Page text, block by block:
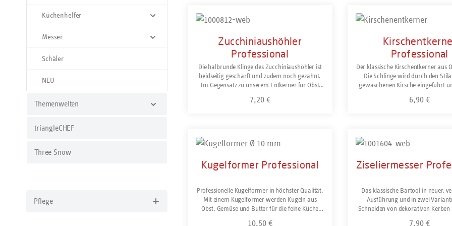
Küchenhelfer
Messer
Schäler
NEU
Themenwelten
triangleCHEF
Three Snow
Pflege
Produkt Anzahl: Gib den gewünschten Wert ein
Produkt Anzahl:
Zucchiniaushöhler
Professional
Die halbrunde Klinge des Zucchiniaushöhler ist
beidseitig geschärft und zudem noch gezahnt.
Im Gegensatz zu unserem Entkerner für Obst
Kerne aus halbiertem Gemüse zu entfernen,
vorbereitet. Rostfrei und
spülmaschinengeeignet.
Regulärer Preis:
7,20 €
Produkt Anzahl: Gib den gewünschten Wert ein
Professional
Der klassische Kirschentkerner aus
Die Schlinge wird durch den
gewaschenen Kirsche eingeführt
perfekt zur Weiterverarbeitung
Regulärer Preis:
6,90 €
Produkt Anzahl:
Kugelformer Professional
Professionelle Kugelformer in höchster Qualität.
Mit einem Kugelformer werden Kugeln aus
Obst, Gemüse und Butter für die feine Küche
Regulärer Preis:
10,50 €
Ziseliermesser
Das klassische Bartool in neuer,
Ausführung und in zwei
Schneiden von dekorativen Kerben
Regulärer Preis:
7,90 €